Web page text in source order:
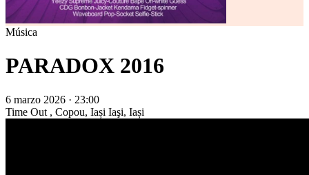
Música
PARADOX 2016
6 marzo 2026 · 23:00
Time Out , Copou, Iași Iaşi, Iași